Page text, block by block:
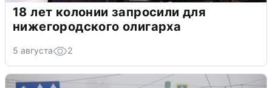
18 лет колонии запросили для
нижегородского олигарха
5 августа 2